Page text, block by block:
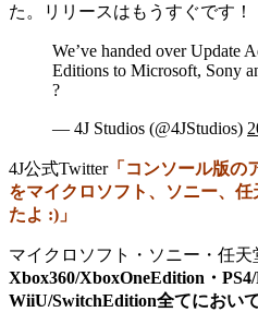
た。リリースはもうすぐです！
We’ve handed over Update
Editions to Microsoft, Sony
?
— 4J Studios (@4JStudios)
4J公式Twitter「コンソール版の
をマイクロソフト、ソニー、
たよ :)」
マイクロソフト・ソニー・任天
Xbox360/XboxOneEdition・PS4/
WiiU/SwitchEdition全てにおい